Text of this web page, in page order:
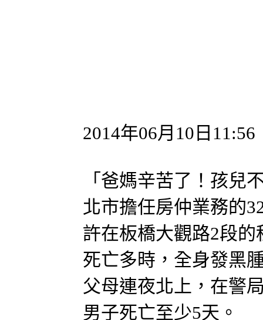
2014年06月10日11:56
「爸媽辛苦了！孩
北市擔任房仲業務的
許在板橋大觀路2段
死亡多時，全身發黑
父母連夜北上，在警
男子死亡至少5天。